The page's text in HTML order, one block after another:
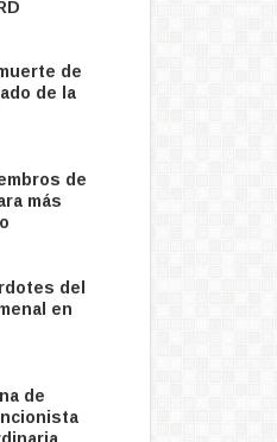
de
de la
de
más
del
en
de